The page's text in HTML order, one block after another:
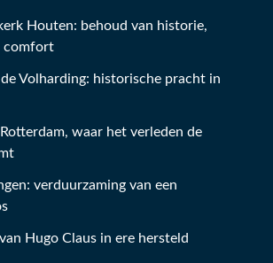
Houten: behoud van historie,
comfort
Volharding: historische pracht in
waar het verleden de
verduurzaming van een
Hugo Claus in ere hersteld